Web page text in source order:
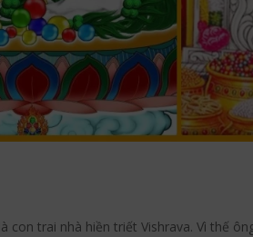
trai nhà hiền triết Vishrava. Vì thế